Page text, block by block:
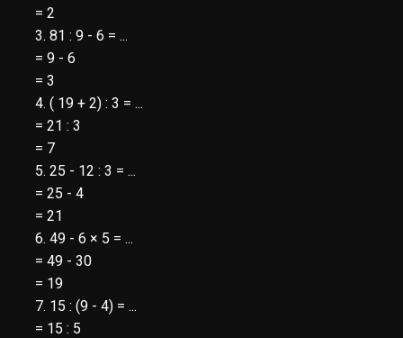
= 2
3. 81 : 9 - 6 = ...
= 9 - 6
= 3
4. ( 19 + 2) : 3 = ...
= 21 : 3
= 7
5. 25 - 12 : 3 = ...
= 25 - 4
= 21
6. 49 - 6 × 5 = ...
= 49 - 30
= 19
7. 15 : (9 - 4) = ...
= 15 : 5